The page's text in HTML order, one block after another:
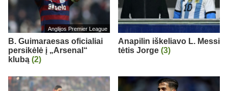
Anglijos Premier League
B. Guimaraesas oficialiai
persikėlė į „Arsenal“
klubą (2)
Anapilin iškeliavo L. Messi
tėtis Jorge (3)